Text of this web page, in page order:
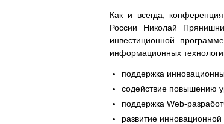
Как и всегда,
России Николай
инвестиционной
информационных
поддержка
содействие повышению
поддержка Web-
развитие инновационной